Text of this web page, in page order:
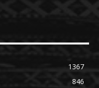
1367
846